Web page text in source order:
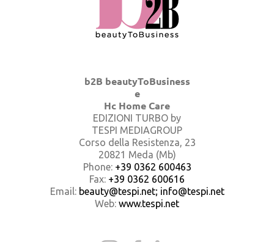
b2B beautyToBusiness
e
Hc Home Care
EDIZIONI TURBO by
TESPI MEDIAGROUP
Corso della Resistenza, 23
20821 Meda (Mb)
Phone: +39 0362 600463
Fax: +39 0362 600616
Email: beauty@tespi.net; info@tespi.net
Web: www.tespi.net